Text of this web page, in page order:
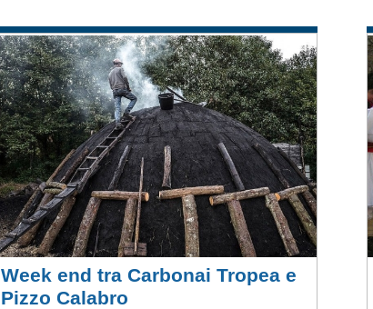
Week end tra Carbonai Tropea e
Pizzo Calabro